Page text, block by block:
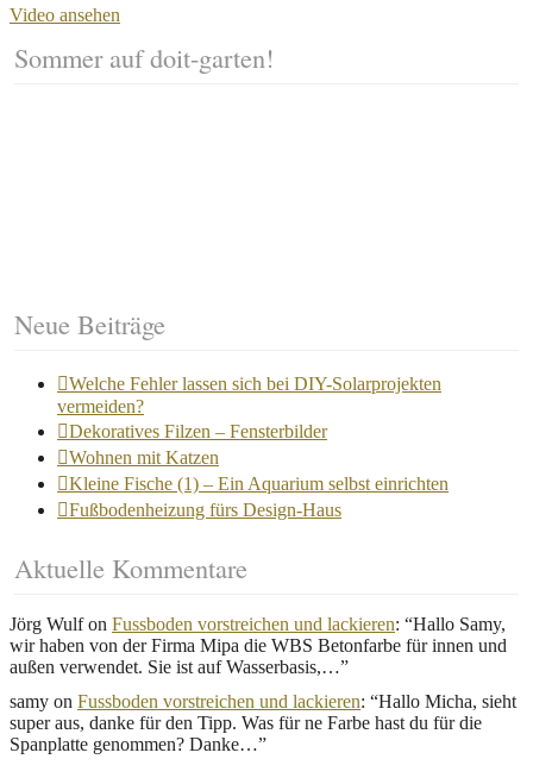
Video ansehen
Sommer auf doit-garten!
Neue Beiträge
Welche Fehler lassen sich bei DIY-Solarprojekten
vermeiden?
Dekoratives Filzen – Fensterbilder
Wohnen mit Katzen
Kleine Fische (1) – Ein Aquarium selbst einrichten
Fußbodenheizung fürs Design-Haus
Aktuelle Kommentare
Jörg Wulfon Fussboden vorstreichen und lackieren: “Hallo Samy,
wir haben von der Firma Mipa die WBS Betonfarbe für innen und
außen verwendet. Sie ist auf Wasserbasis,…”
samy on Fussboden vorstreichen und lackieren: “Hallo Micha, sieht
super aus, danke für den Tipp. Was für ne Farbe hast du für die
Spanplatte genommen? Danke…”